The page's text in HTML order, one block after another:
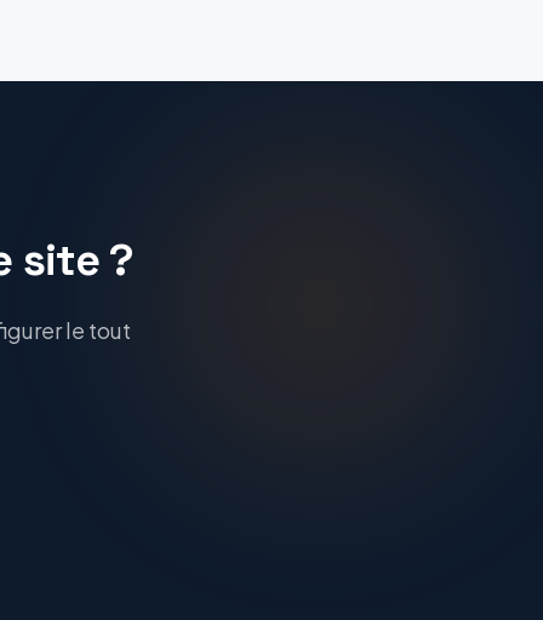
site ?
le tout